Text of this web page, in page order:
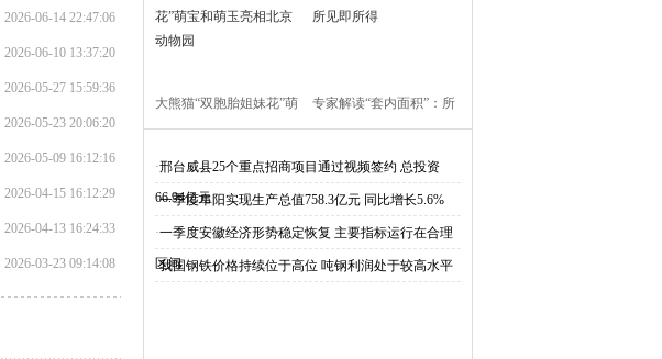
2026-06-14 22:47:06
2026-06-10 13:37:20
2026-05-27 15:59:36
2026-05-23 20:06:20
2026-05-09 16:12:16
2026-04-15 16:12:29
2026-04-13 16:24:33
2026-03-23 09:14:08
大熊猫“双胞胎姐妹花”萌 专家解读“套内面积”：所
·邢台威县25个重点招商项目通过视频签约 总投资
66.94亿元
·一季度阜阳实现生产总值758.3亿元 同比增长5.6%
·一季度安徽经济形势稳定恢复 主要指标运行在合理
区间
·我国钢铁价格持续位于高位 吨钢利润处于较高水平